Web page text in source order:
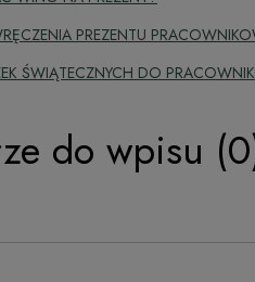
PREZENTU
ŚWIĄTECZNYCH DO
do wpisu